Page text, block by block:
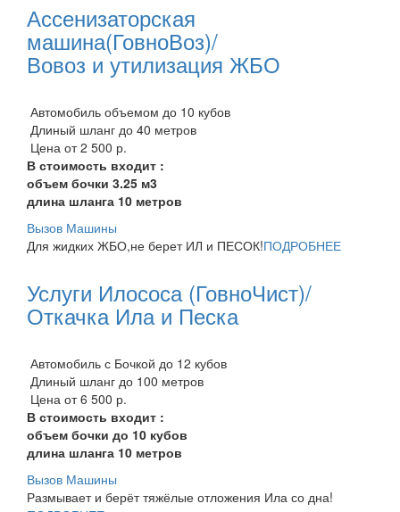
Ассенизаторская
машина(ГовноВоз)/
Вовоз и утилизация ЖБО
Автомобиль объемом до 10 кубов
Длиный шланг до 40 метров
Цена от 2 500 р.
В стоимость входит :
объем бочки 3.25 м3
длина шланга 10 метров
Вызов Машины
Для жидких ЖБО,не берет ИЛ и ПЕСОК!ПОДРОБНЕЕ
Услуги Илососа (ГовноЧист)/
Откачка Ила и Песка
Автомобиль с Бочкой до 12 кубов
Длиный шланг до 100 метров
Цена от 6 500 р.
В стоимость входит :
объем бочки до 10 кубов
длина шланга 10 метров
Вызов Машины
Размывает и берёт тяжёлые отложения Ила со дна!